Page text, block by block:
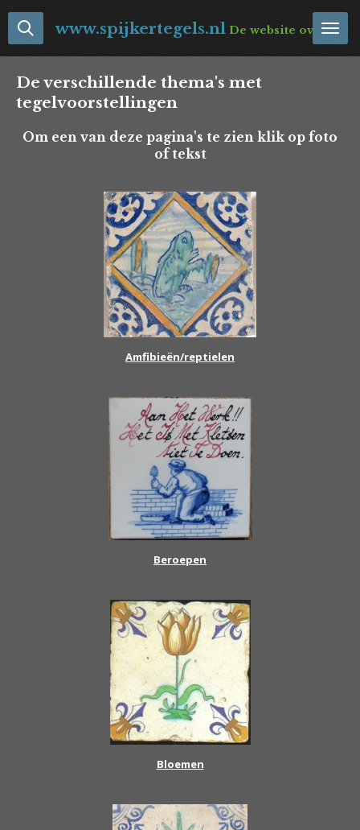
Ga
direct
hoofdinhoud
www.spijkertegels.nl De website over
De verschillende thema's met
tegelvoorstellingen
Om een van deze pagina's te zien klik op foto
of tekst
Amfibieën/reptielen
Beroepen
Bloemen